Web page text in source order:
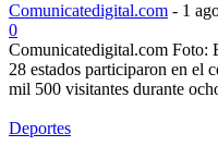
Comunicatedigital.com - 1
0
Comunicatedigital.com Foto:
28 estados participaron en el
mil 500 visitantes durante
Deportes